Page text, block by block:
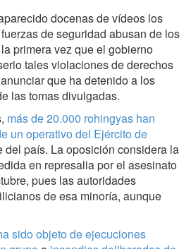
docenas de vídeos los
de seguridad abusan de los
primera vez que el gobierno
tales violaciones de derechos
que ha detenido a los
las tomas divulgadas.
más de 20.000 rohingyas han
un operativo del Ejército de
del país. La oposición considera la
en represalia por el asesinato
pues las autoridades
de esa minoría, aunque
sido objeto de ejecuciones